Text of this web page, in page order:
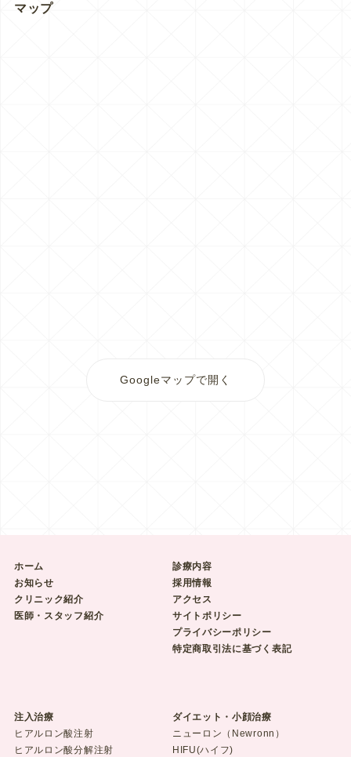
マップ
Googleマップで開く
ホーム
お知らせ
クリニック紹介
医師・スタッフ紹介
診療内容
採用情報
アクセス
サイトポリシー
プライバシーポリシー
特定商取引法に基づく表記
注入治療
ヒアルロン酸注射
ヒアルロン酸分解注射
ダイエット・小顔治療
ニューロン（Newronn）
HIFU(ハイフ)